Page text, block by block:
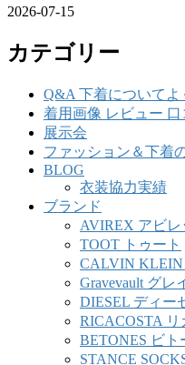
2026-07-15
カテゴリー
Q&A 下着についてよ
着用画像 レビュー 口
展示会
ファッション＆下着
BLOG
衣装協力実績
ブランド
AVIREX アビレ
TOOT トゥート
CALVIN KLEIN
Gravevault グレ
DIESEL ディー
RICACOSTA リ
BETONES ビト
STANCE